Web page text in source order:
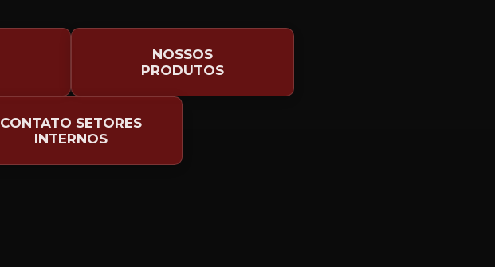
NOSSOS
PRODUTOS
CONTATO SETORES
INTERNOS